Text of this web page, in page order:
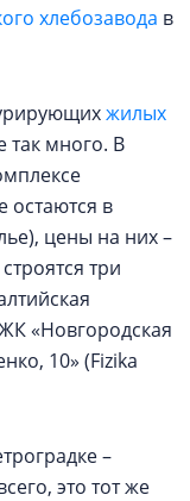
хлебозавода в
жилых
так много. В
остаются в
цены на них –
три
«Новгородская
10» (Fizika
–
это тот же